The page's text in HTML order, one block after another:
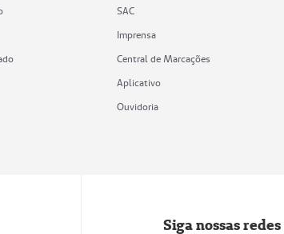
SAC
Imprensa
Central de Marcações
Aplicativo
Ouvidoria
Siga nossas